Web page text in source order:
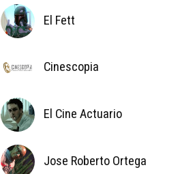
El Fett
Cinescopia
El Cine Actuario
Jose Roberto Ortega